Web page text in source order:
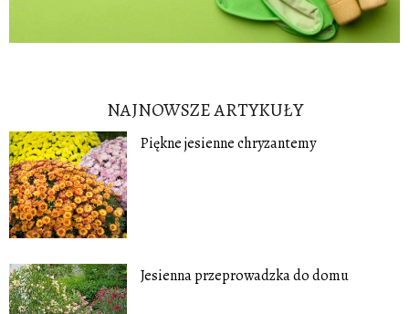
NAJNOWSZE ARTYKUŁY
Piękne jesienne chryzantemy
Jesienna przeprowadzka do domu